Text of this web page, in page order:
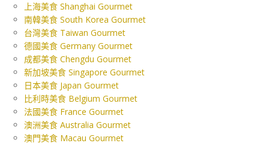
上海美食 Shanghai Gourmet
南韓美食 South Korea Gourmet
台灣美食 Taiwan Gourmet
德國美食 Germany Gourmet
成都美食 Chengdu Gourmet
新加坡美食 Singapore Gourmet
日本美食 Japan Gourmet
比利時美食 Belgium Gourmet
法國美食 France Gourmet
澳洲美食 Australia Gourmet
澳門美食 Macau Gourmet